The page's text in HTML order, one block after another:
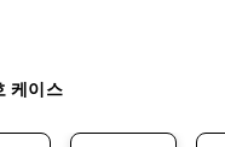
케이스